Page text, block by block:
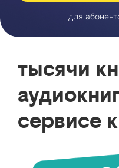
для
тысячи
сервисе